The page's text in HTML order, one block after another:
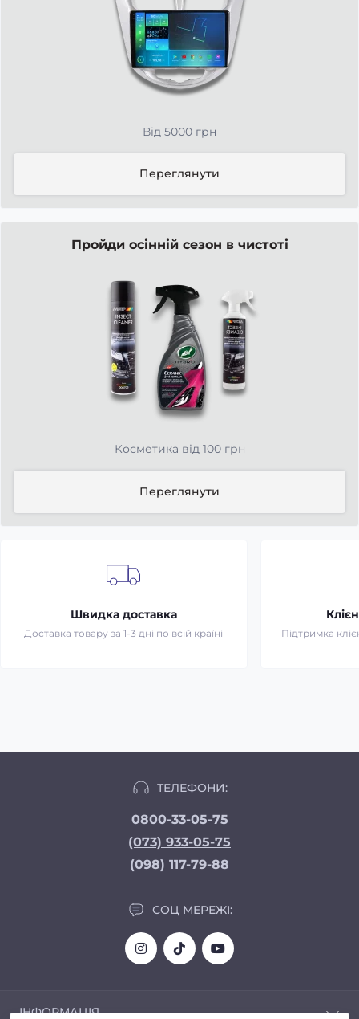
Від 5000 грн
Переглянути
Пройди осінній сезон в чистоті
Косметика від 100 грн
Переглянути
Швидка доставка
Доставка товару за 1-3 дні по всій країні Підтримка
ТЕЛЕФОНИ:
0800-33-05-75
(073) 933-05-75
(098) 117-79-88
СОЦ МЕРЕЖІ:
ІНФОРМАЦІЯ